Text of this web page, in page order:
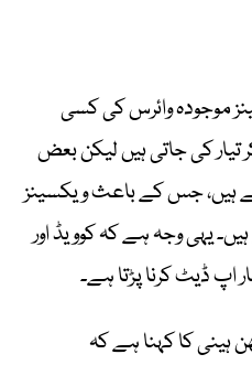
موجودہ وائرس کی کسی
کی جاتی ہیں لیکن بعض
ہیں، جس کے باعث ویکسینز
یہی وجہ ہے کہ کوویڈ اور
اپ ڈیٹ کرنا پڑتا ہے۔
ہینی کا کہنا ہے کہ